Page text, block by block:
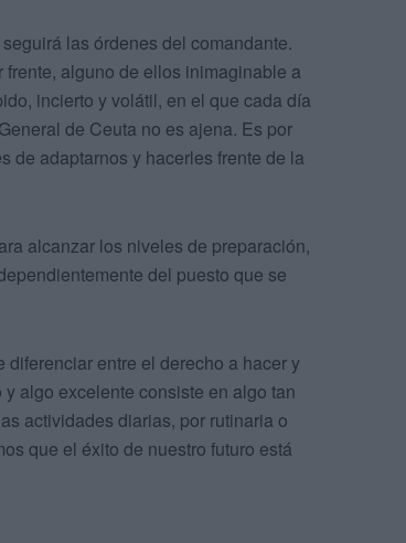
las órdenes del comandante.
alguno de ellos inimaginable a
incierto y volátil, en el que cada día
de Ceuta no es ajena. Es por
de adaptarnos y hacerles frente de la
alcanzar los niveles de preparación,
del puesto que se
entre el derecho a hacer y
algo excelente consiste en algo tan
actividades diarias, por rutinaria o
que el éxito de nuestro futuro está